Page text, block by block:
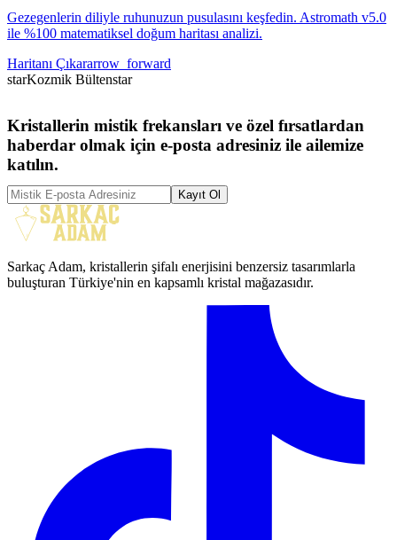
Gezegenlerin diliyle ruhunuzun pusulasını keşfedin. Astromath v5.0
ile %100 matematiksel doğum haritası analizi.
Haritanı Çıkararrow_forward
starKozmik Bültenstar
Kristallerin mistik frekansları ve özel fırsatlardan
haberdar olmak için e-posta adresiniz ile ailemize
katılın.
Kayıt Ol
Sarkaç Adam, kristallerin şifalı enerjisini benzersiz tasarımlarla
buluşturan Türkiye'nin en kapsamlı kristal mağazasıdır.